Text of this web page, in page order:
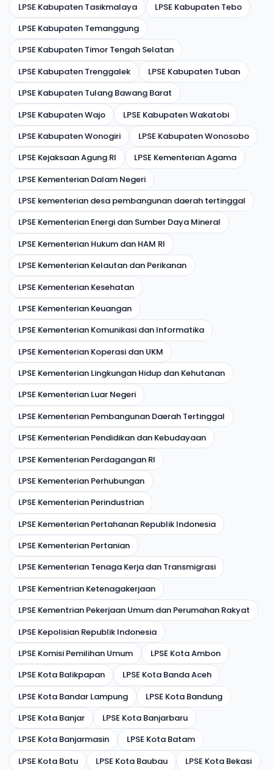
LPSE Kabupaten Tasikmalaya
LPSE Kabupaten Tebo
LPSE Kabupaten Temanggung
LPSE Kabupaten Timor Tengah Selatan
LPSE Kabupaten Trenggalek
LPSE Kabupaten Tuban
LPSE Kabupaten Tulang Bawang Barat
LPSE Kabupaten Wajo
LPSE Kabupaten Wakatobi
LPSE Kabupaten Wonogiri
LPSE Kabupaten Wonosobo
LPSE Kejaksaan Agung RI
LPSE Kementerian Agama
LPSE Kementerian Dalam Negeri
LPSE kementerian desa pembangunan daerah tertinggal
LPSE Kementerian Energi dan Sumber Daya Mineral
LPSE Kementerian Hukum dan HAM RI
LPSE Kementerian Kelautan dan Perikanan
LPSE Kementerian Kesehatan
LPSE Kementerian Keuangan
LPSE Kementerian Komunikasi dan Informatika
LPSE Kementerian Koperasi dan UKM
LPSE Kementerian Lingkungan Hidup dan Kehutanan
LPSE Kementerian Luar Negeri
LPSE Kementerian Pembangunan Daerah Tertinggal
LPSE Kementerian Pendidikan dan Kebudayaan
LPSE Kementerian Perdagangan RI
LPSE Kementerian Perhubungan
LPSE Kementerian Perindustrian
LPSE Kementerian Pertahanan Republik Indonesia
LPSE Kementerian Pertanian
LPSE Kementerian Tenaga Kerja dan Transmigrasi
LPSE Kementrian Ketenagakerjaan
LPSE Kementrian Pekerjaan Umum dan Perumahan Rakyat
LPSE Kepolisian Republik Indonesia
LPSE Komisi Pemilihan Umum
LPSE Kota Ambon
LPSE Kota Balikpapan
LPSE Kota Banda Aceh
LPSE Kota Bandar Lampung
LPSE Kota Bandung
LPSE Kota Banjar
LPSE Kota Banjarbaru
LPSE Kota Banjarmasin
LPSE Kota Batam
LPSE Kota Batu
LPSE Kota Baubau
LPSE Kota Bekasi